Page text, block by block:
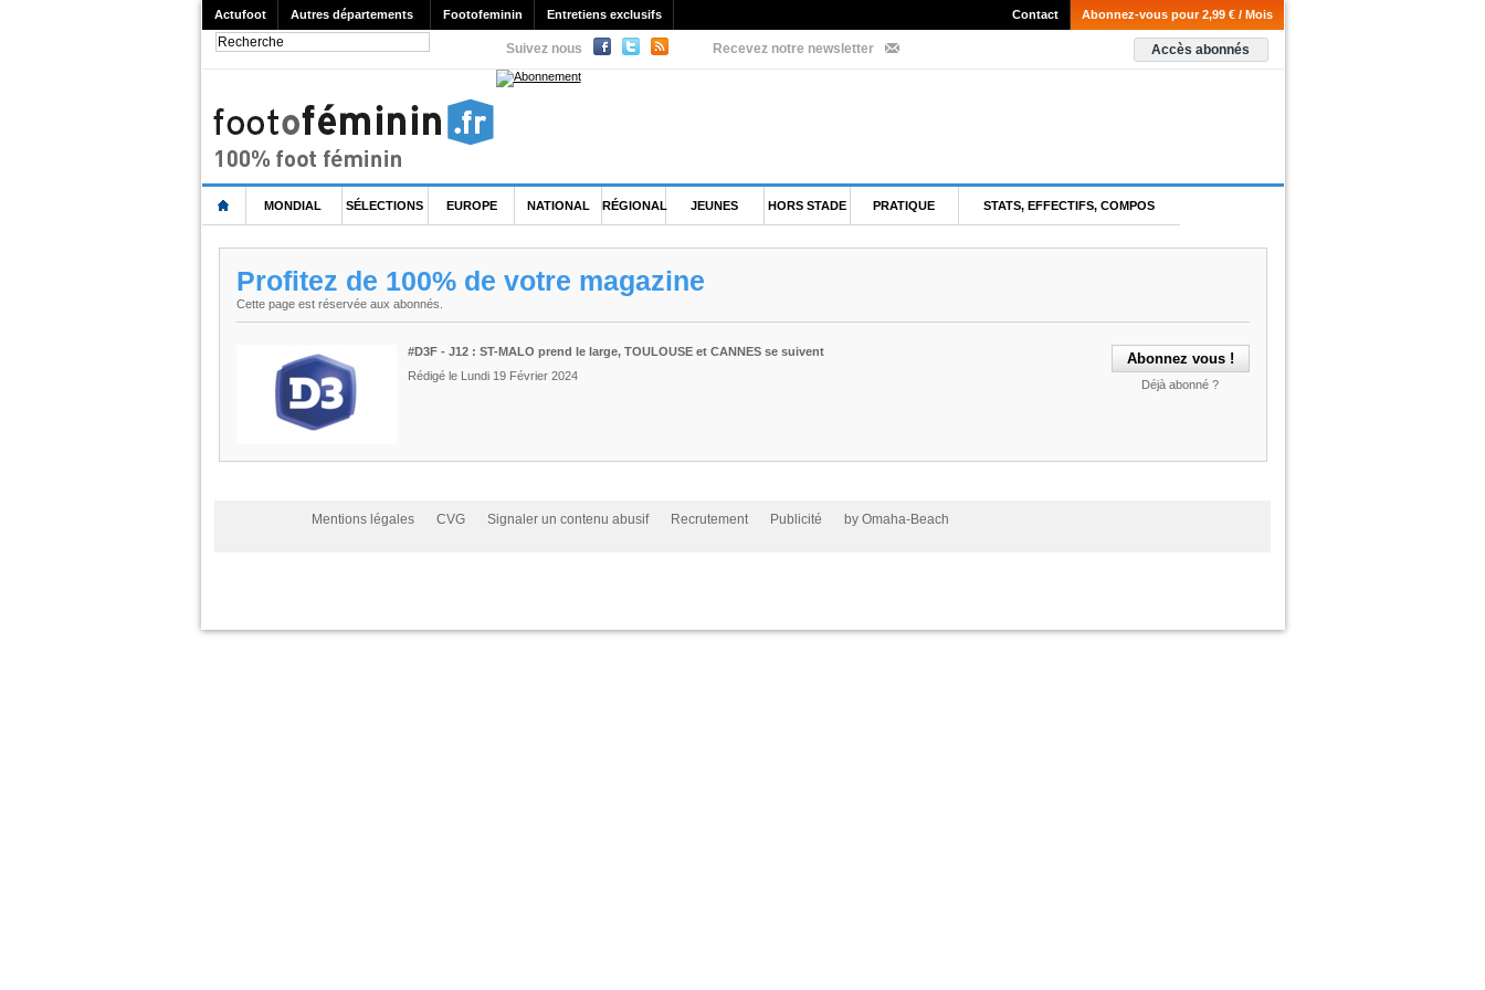
Actufoot Autres départements Footofeminin Entretiens exclusifs Abonnez-vous pour 2,99 € / Mois
Contact
Suivez nous Recevez notre newsletter Accès abonnés
MONDIAL SÉLECTIONS EUROPE NATIONAL RÉGIONAL JEUNES HORS STADE PRATIQUE STATS, EFFECTIFS, COMPOS
Profitez de 100% de votre magazine
Cette page est réservée aux abonnés.
Déjà abonné ?
#D3F - J12 : ST-MALO prend le large, TOULOUSE et CANNES se suivent
Rédigé le Lundi 19 Février 2024
Mentions légales CVG Signaler un contenu abusif Recrutement Publicité by Omaha-Beach